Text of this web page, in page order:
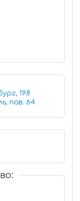
198
Модуль, пав. 64